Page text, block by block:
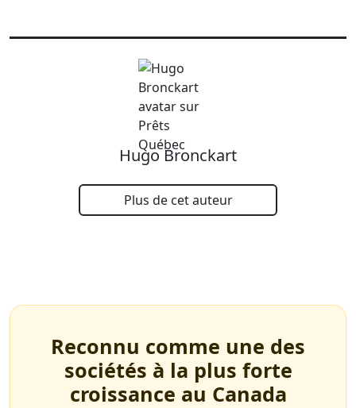
Hugo Bronckart
Plus de cet auteur
Reconnu comme une des
sociétés à la plus forte
croissance au Canada